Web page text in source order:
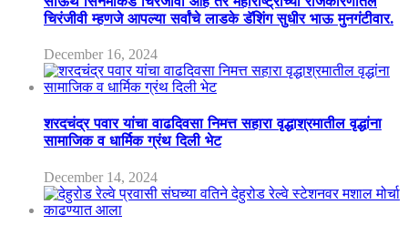
चिरंजीवी म्हणजे आपल्या सर्वांचे लाडके डॅशिंग सुधीर भाऊ मुनगंटीवार.
December 16, 2024
शरदचंद्र पवार यांचा वाढदिवसा निमत्त सहारा वृद्धाश्रमातील वृद्धांना
सामाजिक व धार्मिक ग्रंथ दिली भेट
December 14, 2024